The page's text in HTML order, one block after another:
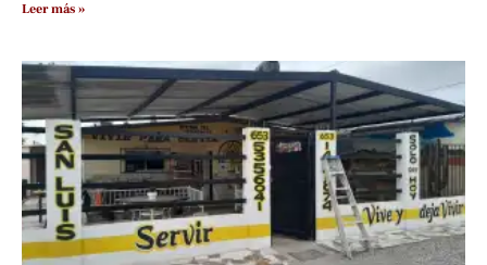
Leer más »